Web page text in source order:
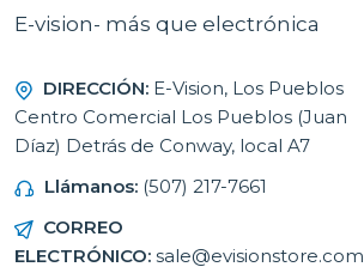
E-vision- más que electrónica
DIRECCIÓN: E-Vision, Los Pueblos
Centro Comercial Los Pueblos (Juan
Díaz) Detrás de Conway, local A7
Llámanos: (507) 217-7661
CORREO
ELECTRÓNICO: sale@evisionstore.com